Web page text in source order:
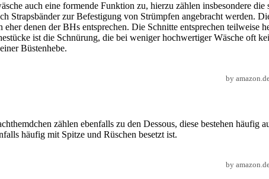
auch eine formende Funktion zu, hierzu zählen insbesondere
Strapsbänder zur Befestigung von Strümpfen angebracht werden.
eher denen der BHs entsprechen. Die Schnitte entsprechen
ist die Schnürung, die bei weniger hochwertiger Wäsche oft
Büstenhebe.
by
zählen ebenfalls zu den Dessous, diese bestehen häufig
häufig mit Spitze und Rüschen besetzt ist.
by